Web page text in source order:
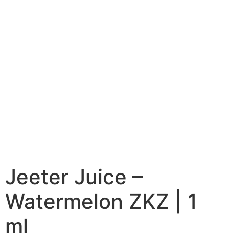
Jeeter Juice –
Watermelon ZKZ | 1
ml